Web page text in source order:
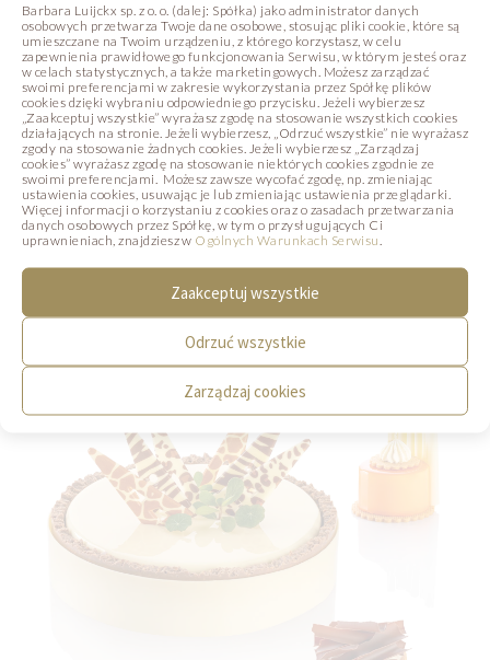
Barbara Luijckx sp. z o. o. (dalej: Spółka) jako administrator danych
osobowych przetwarza Twoje dane osobowe, stosując pliki cookie, które są
umieszczane na Twoim urządzeniu, z którego korzystasz, w celu
zapewnienia prawidłowego funkcjonowania Serwisu, w którym jesteś oraz
w celach statystycznych, a także marketingowych. Możesz zarządzać
swoimi preferencjami w zakresie wykorzystania przez Spółkę plików
cookies dzięki wybraniu odpowiedniego przycisku. Jeżeli wybierzesz
„Zaakceptuj wszystkie” wyrażasz zgodę na stosowanie wszystkich cookies
działających na stronie. Jeżeli wybierzesz, „Odrzuć wszystkie” nie wyrażasz
zgody na stosowanie żadnych cookies. Jeżeli wybierzesz „Zarządzaj
cookies” wyrażasz zgodę na stosowanie niektórych cookies zgodnie ze
swoimi preferencjami. Możesz zawsze wycofać zgodę, np. zmieniając
ustawienia cookies, usuwając je lub zmieniając ustawienia przeglądarki.
Więcej informacji o korzystaniu z cookies oraz o zasadach przetwarzania
danych osobowych przez Spółkę, w tym o przysługujących Ci
uprawnieniach, znajdziesz w Ogólnych Warunkach Serwisu
Zaakceptuj wszystkie
Odrzuć wszystkie
Zarządzaj cookies
Ana Florencia Davila
Michał Świerad
PRZEJDŹ DO STRONY KURSU